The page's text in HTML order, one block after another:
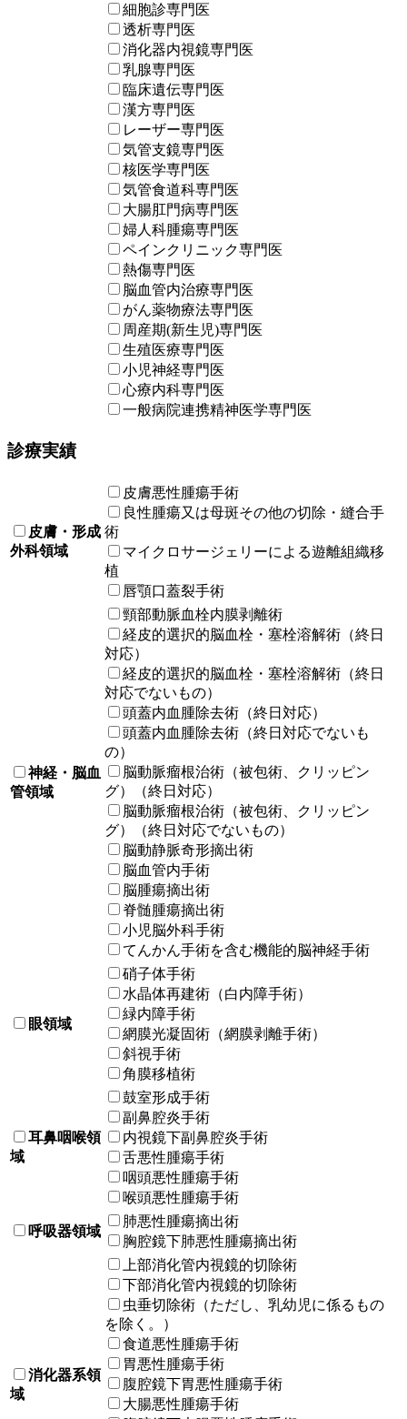
細胞診専門医
透析専門医
消化器内視鏡専門医
乳腺専門医
臨床遺伝専門医
漢方専門医
レーザー専門医
気管支鏡専門医
核医学専門医
気管食道科専門医
大腸肛門病専門医
婦人科腫瘍専門医
ペインクリニック専門医
熱傷専門医
脳血管内治療専門医
がん薬物療法専門医
周産期(新生児)専門医
生殖医療専門医
小児神経専門医
心療内科専門医
一般病院連携精神医学専門医
診療実績
皮膚・形成
外科領域
皮膚悪性腫瘍手術
良性腫瘍又は母斑その他の切除・縫合手
術
マイクロサージェリーによる遊離組織移
植
唇顎口蓋裂手術
神経・脳血
管領域
頸部動脈血栓内膜剥離術
経皮的選択的脳血栓・塞栓溶解術（終日
対応）
経皮的選択的脳血栓・塞栓溶解術（終日
対応でないもの）
頭蓋内血腫除去術（終日対応）
頭蓋内血腫除去術（終日対応でないも
の）
脳動脈瘤根治術（被包術、クリッピン
グ）（終日対応）
脳動脈瘤根治術（被包術、クリッピン
グ）（終日対応でないもの）
脳動静脈奇形摘出術
脳血管内手術
脳腫瘍摘出術
脊髄腫瘍摘出術
小児脳外科手術
てんかん手術を含む機能的脳神経手術
眼領域
硝子体手術
水晶体再建術（白内障手術）
緑内障手術
網膜光凝固術（網膜剥離手術）
斜視手術
角膜移植術
耳鼻咽喉領
域
鼓室形成手術
副鼻腔炎手術
内視鏡下副鼻腔炎手術
舌悪性腫瘍手術
咽頭悪性腫瘍手術
喉頭悪性腫瘍手術
呼吸器領域
肺悪性腫瘍摘出術
胸腔鏡下肺悪性腫瘍摘出術
消化器系領
域
上部消化管内視鏡的切除術
下部消化管内視鏡的切除術
虫垂切除術（ただし、乳幼児に係るもの
を除く。）
食道悪性腫瘍手術
胃悪性腫瘍手術
腹腔鏡下胃悪性腫瘍手術
大腸悪性腫瘍手術